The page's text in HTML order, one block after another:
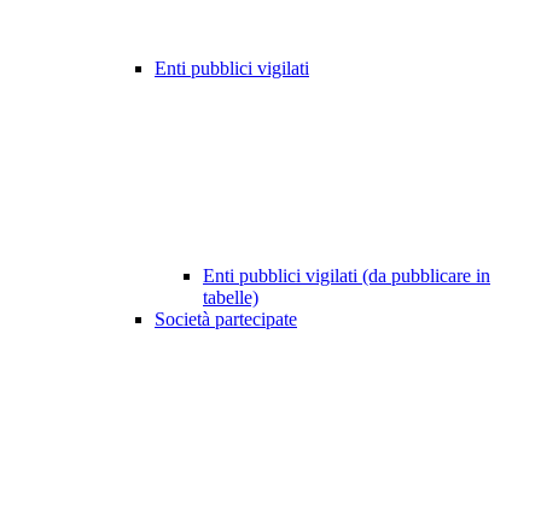
Enti pubblici vigilati
Enti pubblici vigilati (da pubblicare in
tabelle)
Società partecipate